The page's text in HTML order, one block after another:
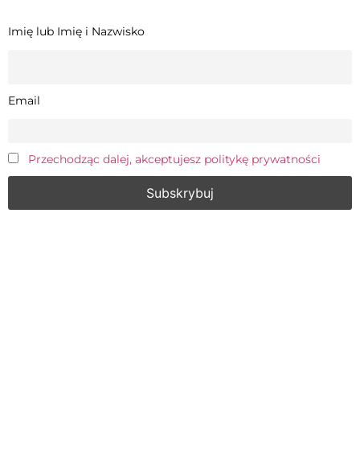
Imię lub Imię i Nazwisko
Email
Przechodząc dalej, akceptujesz politykę prywatności